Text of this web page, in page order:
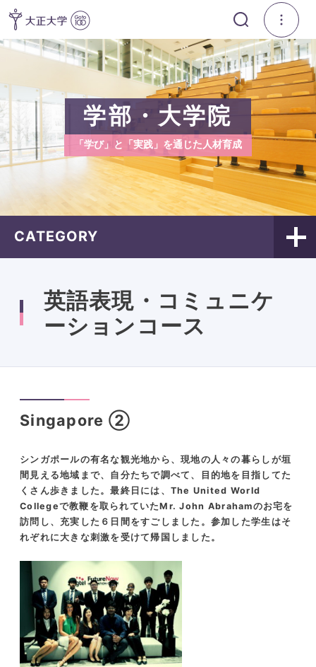
学部・大学院
「学び」と「実践」を通じた人材育成
CATEGORY
英語表現・コミュニケ
ーションコース
Singapore ②
シンガポールの有名な観光地から、現地の人々の暮らしが垣
間見える地域まで、自分たちで調べて、目的地を目指してた
くさん歩きました。最終日には、The United World
Collegeで教鞭を取られていたMr. John Abrahamのお宅を
訪問し、充実した６日間をすごしました。参加した学生はそ
れぞれに大きな刺激を受けて帰国しました。